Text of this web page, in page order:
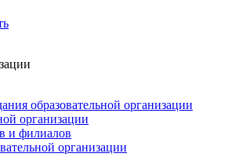
образовательной организации
организации
и филиалов
организации